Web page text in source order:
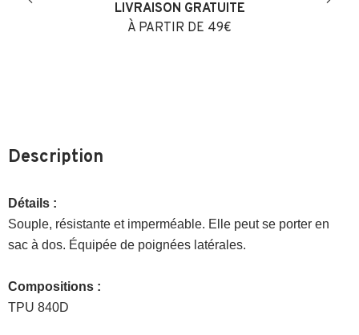
LIVRAISON GRATUITE
À PARTIR DE 49€
Description
Détails :
Souple, résistante et imperméable. Elle peut se porter en
sac à dos. Équipée de poignées latérales.
Compositions :
TPU 840D